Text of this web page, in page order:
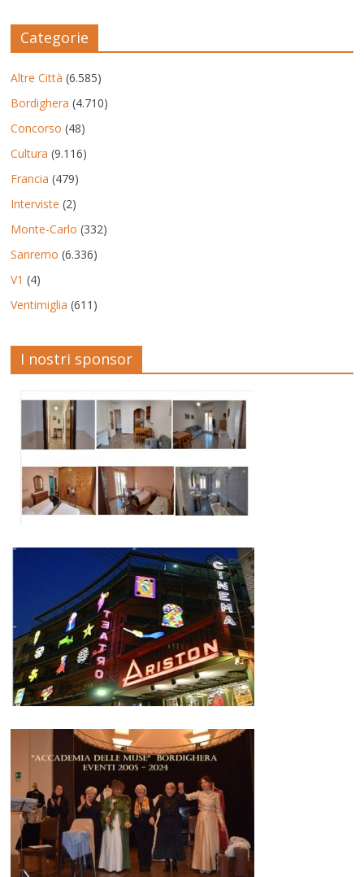
Categorie
Altre Città (6.585)
Bordighera (4.710)
Concorso (48)
Cultura (9.116)
Francia (479)
Interviste (2)
Monte-Carlo (332)
Sanremo (6.336)
V1 (4)
Ventimiglia (611)
I nostri sponsor